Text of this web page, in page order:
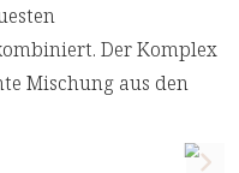
Der Komplex
Mischung aus den